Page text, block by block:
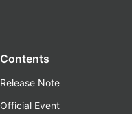
Contents
Release Note
Official Event